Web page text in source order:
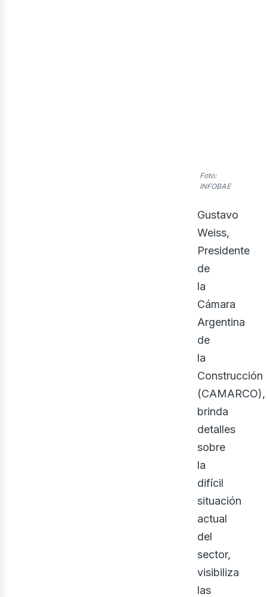
Foto:
INFOBAE
Gustavo
Weiss,
Presidente
de
la
Cámara
Argentina
de
la
Construcción
(CAMARCO),
brinda
detalles
sobre
la
difícil
situación
actual
del
sector,
visibiliza
las